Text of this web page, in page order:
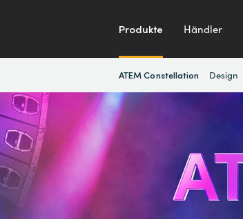
Produkte Händler
ATEM Constellation Design